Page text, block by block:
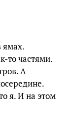
ямах.
то частями.
А
я. И на этом